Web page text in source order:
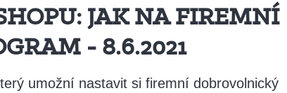
JAK NA FIREMNÍ
- 8.6.2021
umožní nastavit si firemní dobrovolnický